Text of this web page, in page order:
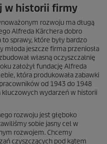
w historii firmy
rozwoju ma długą
Alfreda Kärchera dobro
sprawy, które były bardzo
młoda jeszcze firma przeniosła
własną oczyszczalnię
założył fundację Alfreda
która produkowała zabawki
od 1943 do 1948
kluczowych wydarzeń w historii
rozwoju jest głęboko
sobie jasny cel w
rozwojem. Chcemy
czyszczących pod kątem